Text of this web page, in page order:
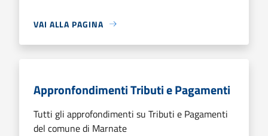
VAI ALLA PAGINA
Appronfondimenti Tributi e Pagamenti
Tutti gli approfondimenti su Tributi e Pagamenti
del comune di Marnate